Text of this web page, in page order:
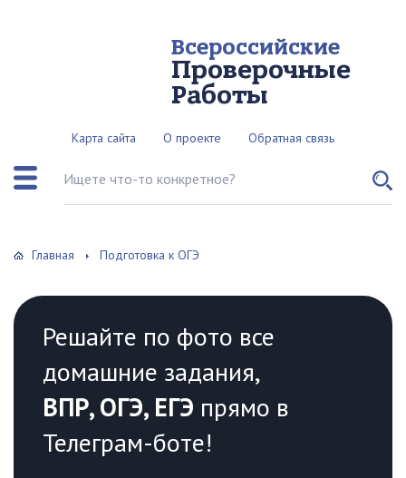
Всероссийские
Проверочные
Работы
Карта сайта О проекте Обратная связь
Поиск по сайту
Главная Подготовка к ОГЭ
Решайте по фото все
домашние задания,
ВПР, ОГЭ, ЕГЭ прямо в
Телеграм-боте!